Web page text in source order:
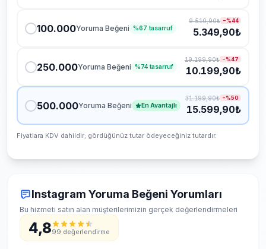
100.000Yoruma Beğeni %67 tasarruf
9.510,90₺ −%44
5.349,90₺
250.000Yoruma Beğeni %74 tasarruf
19.199,90₺ −%47
10.199,90₺
500.000Yoruma Beğeni En Avantajlı
31.199,90₺ −%50
15.599,90₺
Fiyatlara KDV dahildir; gördüğünüz tutar ödeyeceğiniz tutardır.
Instagram Yoruma Beğeni Yorumları
Bu hizmeti satın alan müşterilerimizin gerçek değerlendirmeleri
4,899 değerlendirme